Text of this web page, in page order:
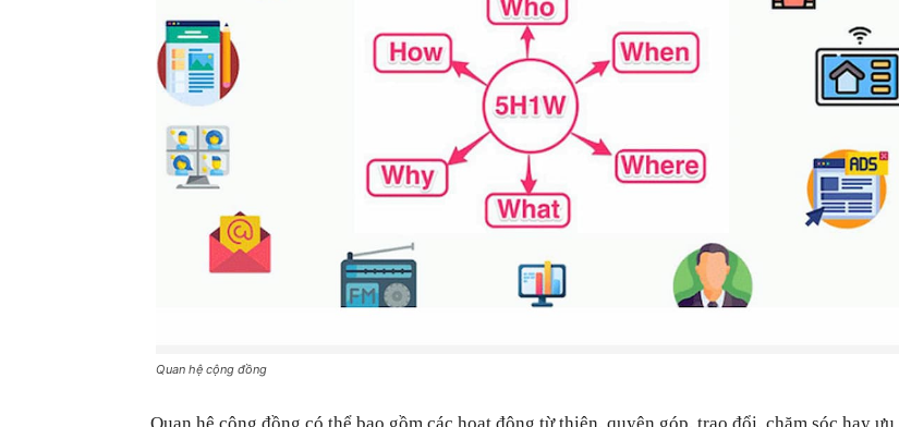
Quan hệ cộng đồng
Quan hệ cộng đồng có thể bao gồm các hoạt động từ thiện, quyên góp, trao đổi, chăm sóc hay ưu